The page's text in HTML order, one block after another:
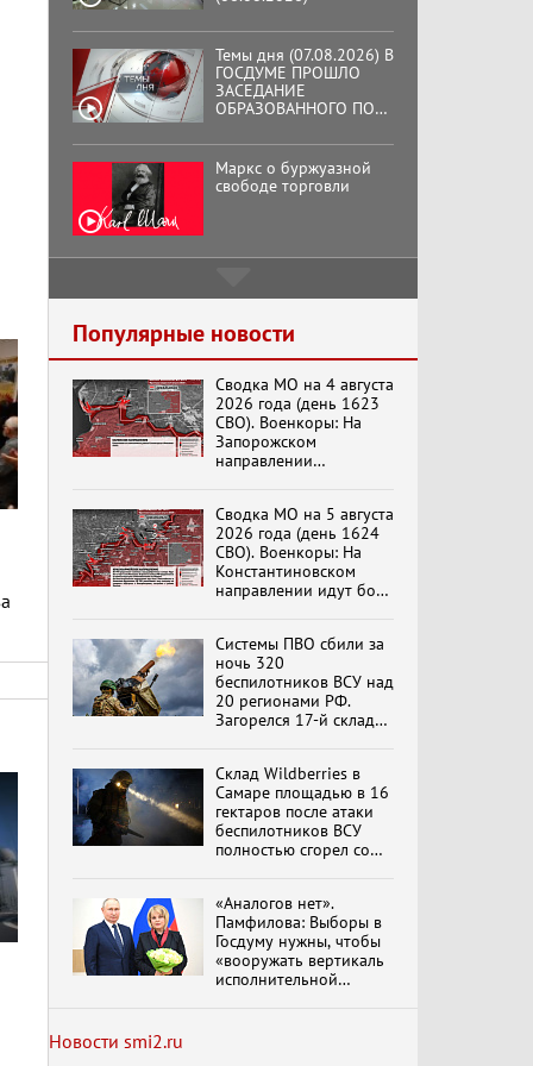
Темы дня (07.08.2026) В
ГОСДУМЕ ПРОШЛО
ЗАСЕДАНИЕ
ОБРАЗОВАННОГО ПО
ОБЩЕСТВЕННОГО
КОМИТЕТА ЗА
ОСВОБОЖДЕНИЕ
ПРЕЗИДЕНТА
Маркс о буржуазной
свободе торговли
кооператор
Хук слева: «Что и
требовалось доказать!»
(07.08.2026)
Бренды Советской
эпохи "Гжель"
«Изменимся или
вымрем»
К ГРАЖДАНАМ
Г.А. Зюганова,
Председателя ЦК
КПРФ Руководителя
фракции КПРФ в
Государственной Думе
РФ (28.07.2026)
Документальный
фильм "Империализм и
Бить смелее!
В.Баранец, В.Дандыкин,
Популярные новости
Сводка МО на 4 августа
2026 года (день 1623
СВО). Военкоры: На
Запорожском
направлении
Степногорска
Сводка МО на 5 августа
2026 года (день 1624
СВО). Военкоры: На
Константиновском
направлении идут бои
Системы ПВО сбили за
ночь 320
беспилотников ВСУ над
20 регионами РФ.
Загорелся 17-й склад
года
обновлено
Склад Wildberries в
Самаре площадью в 16
гектаров после атаки
беспилотников ВСУ
полностью сгорел со
«Аналогов нет».
Памфилова: Выборы в
Госдуму нужны, чтобы
«вооружать вертикаль
исполнительной
Новости smi2.ru